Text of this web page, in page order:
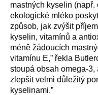
mastných kyselin (např.
ekologické mléko
způsob, jak zvýšit
kyselin, vitamínů a
méně žádoucích
vitamínu E,” řekla
stoupá obsah omega-3,
zlepšit velmi důležitý
kyselinami.”